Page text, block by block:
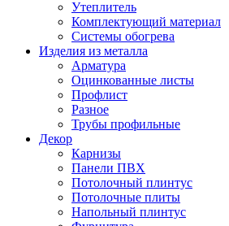
Утеплитель
Комплектующий материал
Системы обогрева
Изделия из металла
Арматура
Оцинкованные листы
Профлист
Разное
Трубы профильные
Декор
Карнизы
Панели ПВХ
Потолочный плинтус
Потолочные плиты
Напольный плинтус